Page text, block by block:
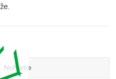
NoName